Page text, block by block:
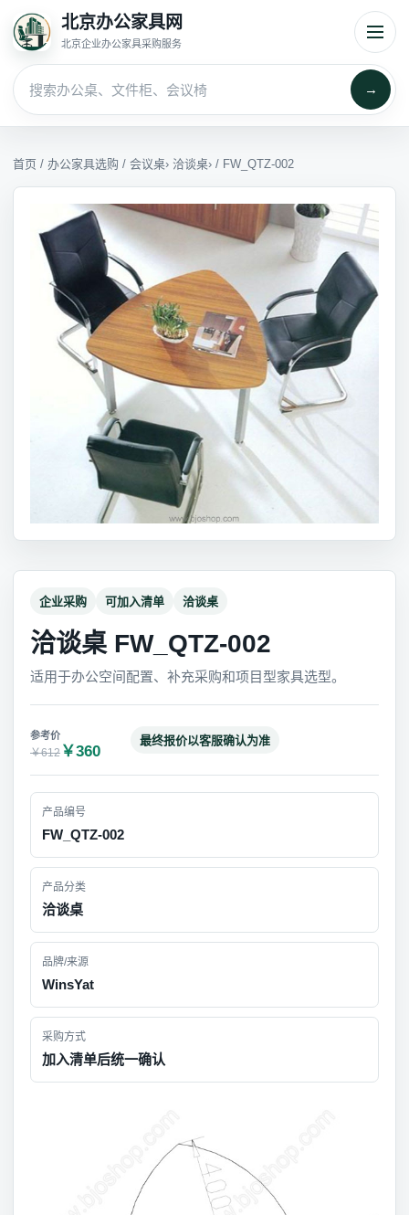
北京办公家具网
北京企业办公家具采购服务
→
首页 / 办公家具选购 / 会议桌› 洽谈桌› / FW_QTZ-002
企业采购 可加入清单 洽谈桌
洽谈桌 FW_QTZ-002
适用于办公空间配置、补充采购和项目型家具选型。
￥612 ￥360
最终报价以客服确认为准
产品编号
FW_QTZ-002
产品分类
洽谈桌
品牌/来源
WinsYat
采购方式
加入清单后统一确认